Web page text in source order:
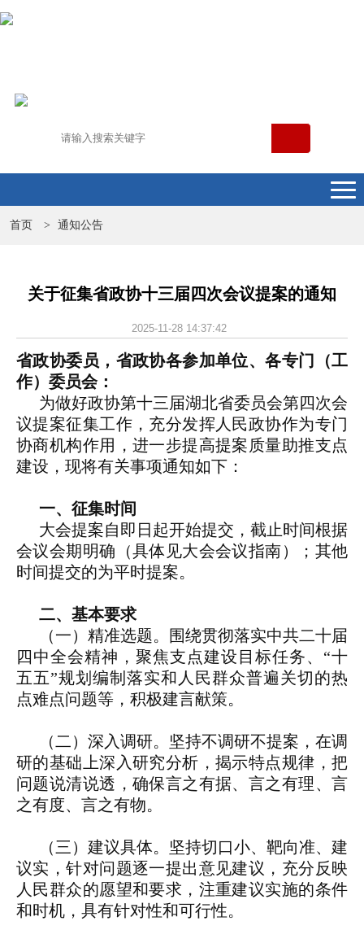
首页 > 通知公告
关于征集省政协十三届四次会议提案的通知
2025-11-28 14:37:42
省政协委员，省政协各参加单位、各专门（工
作）委员会：
为做好政协第十三届湖北省委员会第四次会
议提案征集工作，充分发挥人民政协作为专门
协商机构作用，进一步提高提案质量助推支点
建设，现将有关事项通知如下：
一、征集时间
大会提案自即日起开始提交，截止时间根据
会议会期明确（具体见大会会议指南）；其他
时间提交的为平时提案。
二、基本要求
（一）精准选题。围绕贯彻落实中共二十届
四中全会精神，聚焦支点建设目标任务、“十
五五”规划编制落实和人民群众普遍关切的热
点难点问题等，积极建言献策。
（二）深入调研。坚持不调研不提案，在调
研的基础上深入研究分析，揭示特点规律，把
问题说清说透，确保言之有据、言之有理、言
之有度、言之有物。
（三）建议具体。坚持切口小、靶向准、建
议实，针对问题逐一提出意见建议，充分反映
人民群众的愿望和要求，注重建议实施的条件
和时机，具有针对性和可行性。